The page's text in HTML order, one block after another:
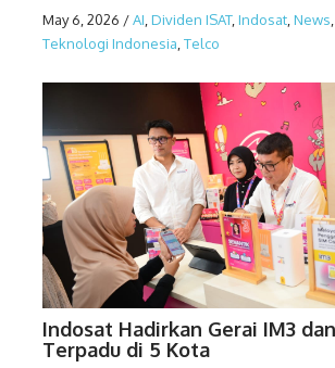
May 6, 2026 /AI Dividen ISAT, Indosat News
Teknologi Indonesia Telco
Indosat Hadirkan Gerai IM3
Terpadu di 5 Kota